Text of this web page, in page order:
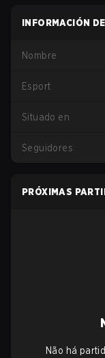
INFORMACIÓN
Nombre
Esport
Situado en
Seguidores
PRÓXIMAS
Não há